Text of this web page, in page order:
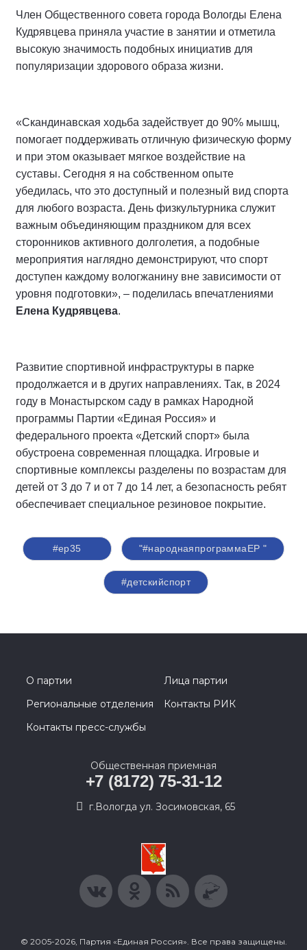
Член Общественного совета города Вологды Елена
Кудрявцева приняла участие в занятии и отметила
высокую значимость подобных инициатив для
популяризации здорового образа жизни.
«Скандинавская ходьба задействует до 90% мышц,
помогает поддерживать отличную физическую форму
и при этом оказывает мягкое воздействие на
суставы. Сегодня я на собственном опыте
убедилась, что это доступный и полезный вид спорта
для любого возраста. День физкультурника служит
важным объединяющим праздником для всех
сторонников активного долголетия, а подобные
мероприятия наглядно демонстрируют, что спорт
доступен каждому вологжанину вне зависимости от
уровня подготовки», – поделилась впечатлениями
Елена Кудрявцева.
Развитие спортивной инфраструктуры в парке
продолжается и в других направлениях. Так, в 2024
году в Монастырском саду в рамках Народной
программы Партии «Единая Россия» и
федерального проекта «Детский спорт» была
обустроена современная площадка. Игровые и
спортивные комплексы разделены по возрастам для
детей от 3 до 7 и от 7 до 14 лет, а безопасность ребят
обеспечивает специальное резиновое покрытие.
#ер35 "#народнаяпрограммаЕР "
#детскийспорт
О партии
Лица партии
Региональные отделения
Контакты РИК
Контакты пресс-службы
Общественная приемная
+7 (8172) 75-31-12
г.Вологда ул. Зосимовская, 65
© 2005-2026, Партия «Единая Россия». Все права защищены.